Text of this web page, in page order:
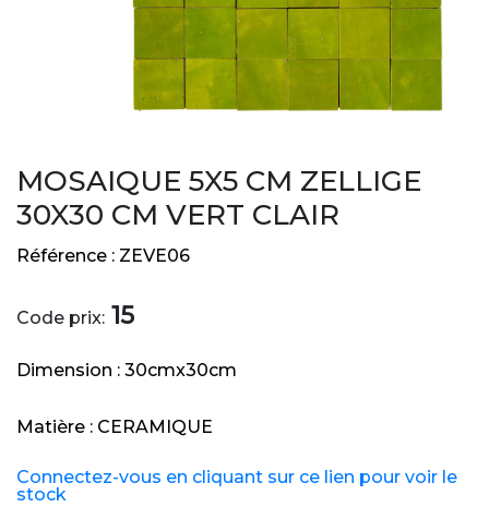
MOSAIQUE 5X5 CM ZELLIGE
30X30 CM VERT CLAIR
Référence : ZEVE06
Code prix: 15
Dimension : 30cmx30cm
Matière : CERAMIQUE
Connectez-vous en cliquant sur ce lien pour voir le
stock